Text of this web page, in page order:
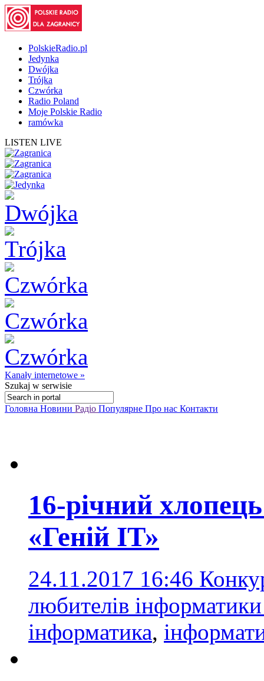
PolskieRadio.pl
Jedynka
Dwójka
Trójka
Czwórka
Radio Poland
Moje Polskie Radio
ramówka
LISTEN LIVE
Kanały internetowe »
Szukaj w serwisie
Головна Новини Радіо Популярне Про нас Контакти
16-річний
«Геній ІТ»
24.11.2017 16:46
любителів
інформатика,